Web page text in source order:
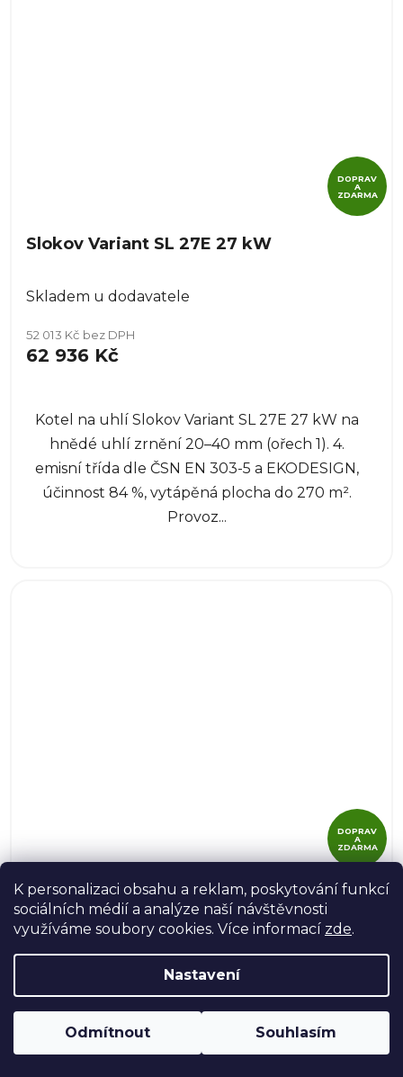
K personalizaci obsahu a reklam, poskytování funkcí
sociálních médií a analýze naší návštěvnosti
využíváme soubory cookies. Více informací zde.
Nastavení
Odmítnout Souhlasím
DOPRAV
A
ZDARMA
Slokov Variant SL 27E 27 kW
Skladem u dodavatele
52 013 Kč bez DPH
62 936 Kč
Kotel na uhlí Slokov Variant SL 27E 27 kW na
hnědé uhlí zrnění 20–40 mm (ořech 1). 4.
emisní třída dle ČSN EN 303-5 a EKODESIGN,
účinnost 84 %, vytápěná plocha do 270 m².
Provoz...
DOPRAV
A
ZDARMA
Slokov Variant SL 21 EKO 20 kW
63 525 Kč